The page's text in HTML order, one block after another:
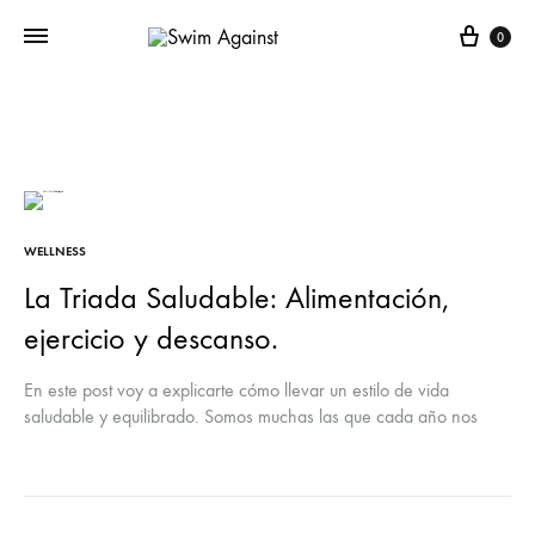
Cart
0
WELLNESS
La Triada Saludable: Alimentación,
ejercicio y descanso.
En este post voy a explicarte cómo llevar un estilo de vida
saludable y equilibrado. Somos muchas las que cada año nos
tener en cuenta tres factores clave, la alimentación, el ejercicio y